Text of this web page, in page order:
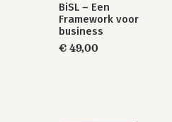
BiSL – Een
Framework voor
business
€ 49,00